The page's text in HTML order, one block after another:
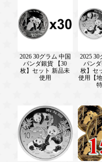
2026 30グラム 中国
パンダ銀貨 【30
枚】セット 新品未
使用
2025
パン
枚】セ
使用【